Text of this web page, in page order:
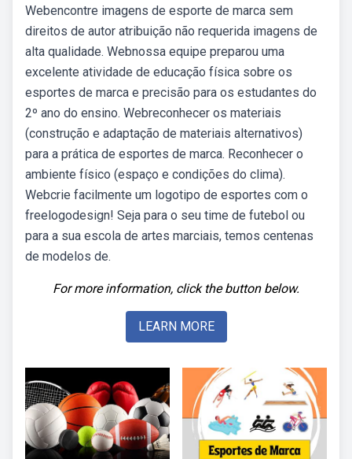
Webencontre imagens de esporte de marca sem
direitos de autor atribuição não requerida imagens de
alta qualidade. Webnossa equipe preparou uma
excelente atividade de educação física sobre os
esportes de marca e precisão para os estudantes do
2º ano do ensino. Webreconhecer os materiais
(construção e adaptação de materiais alternativos)
para a prática de esportes de marca. Reconhecer o
ambiente físico (espaço e condições do clima).
Webcrie facilmente um logotipo de esportes com o
freelogodesign! Seja para o seu time de futebol ou
para a sua escola de artes marciais, temos centenas
de modelos de.
For more information, click the button below.
LEARN MORE